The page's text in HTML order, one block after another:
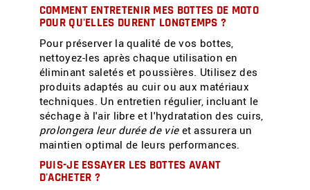
COMMENT ENTRETENIR MES BOTTES DE MOTO
POUR QU'ELLES DURENT LONGTEMPS ?
Pour préserver la qualité de vos bottes,
nettoyez-les après chaque utilisation en
éliminant saletés et poussières. Utilisez des
produits adaptés au cuir ou aux matériaux
techniques. Un entretien régulier, incluant le
séchage à l'air libre et l'hydratation des cuirs,
prolongera leur durée de vieet assurera un
maintien optimal de leurs performances.
PUIS-JE ESSAYER LES BOTTES AVANT
D'ACHETER ?